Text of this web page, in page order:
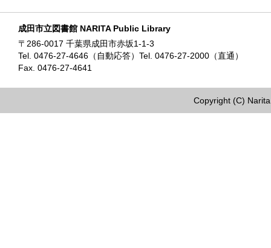
成田市立図書館 NARITA Public Library
〒286-0017 千葉県成田市赤坂1-1-3
Tel. 0476-27-4646（自動応答）Tel. 0476-27-2000（直通）
Fax. 0476-27-4641
Copyright (C)